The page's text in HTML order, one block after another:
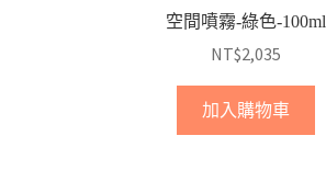
空間噴霧-綠色-100ml
NT$2,035
加入購物車